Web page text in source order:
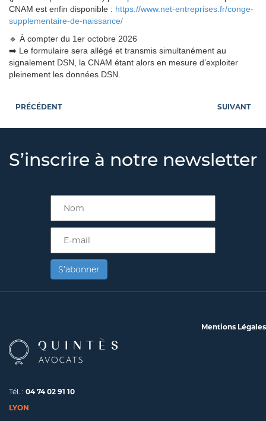
CNAM est enfin disponible : https://www.net-entreprises.fr/conge-
supplementaire-de-naissance/
🔹 À compter du 1er octobre 2026
➡️ Le formulaire sera allégé et transmis simultanément au
signalement DSN, la CNAM étant alors en mesure d’exploiter
pleinement les données DSN.
PRÉCÉDENT SUIVANT
S’inscrire à notre newsletter
S’abonner
Mentions Légales
Tél. : 04 74 02 91 10
LYON